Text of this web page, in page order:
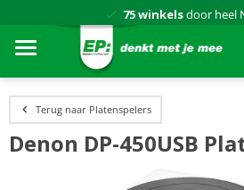
75 winkelsdoor heel
Terug naar Platenspelers
Denon DP-450USB